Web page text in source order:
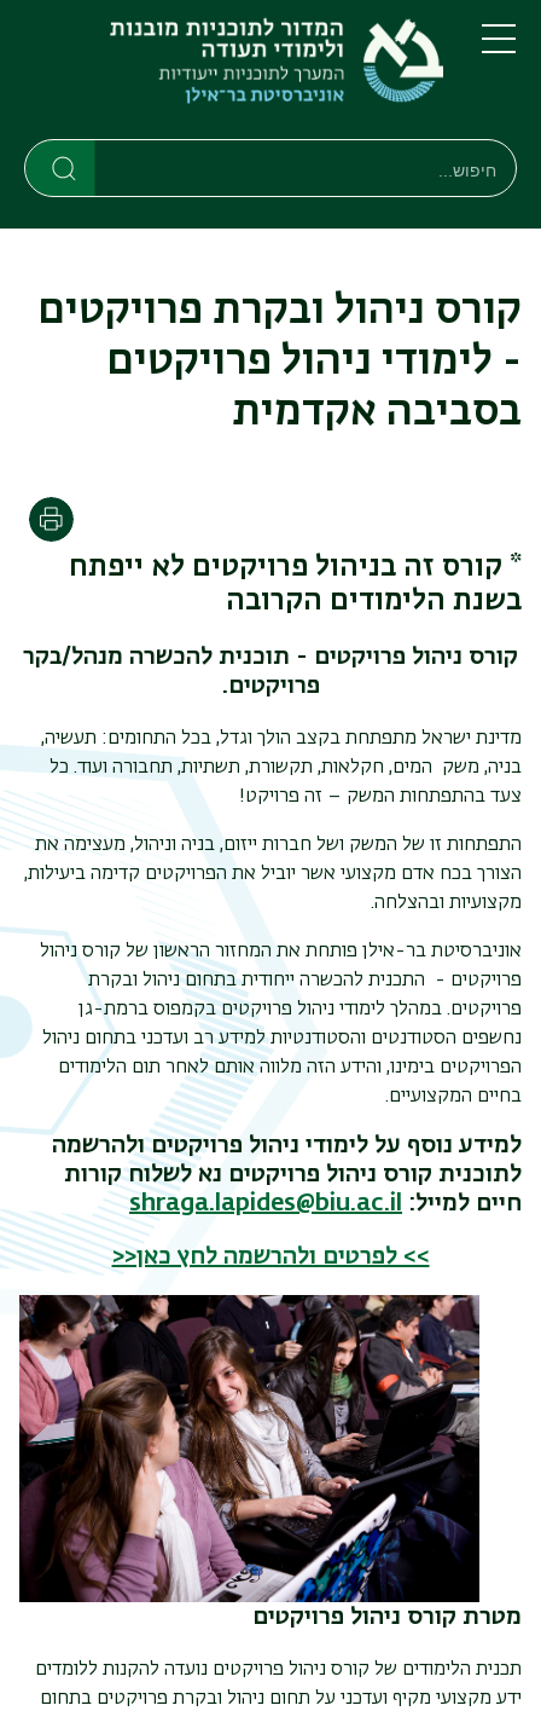
דילוג
לתוכן
העיקרי
דילוג
לתפריט
ניווט
ראשי
תפריט
חיפוש
חיפוש
קורס ניהול ובקרת פרויקטים
- לימודי ניהול פרויקטים
בסביבה אקדמית
* קורס זה בניהול פרויקטים לא ייפתח
בשנת הלימודים הקרובה
קורס ניהול פרויקטים - תוכנית להכשרה מנהל/בקר
פרויקטים.
מדינת ישראל מתפתחת בקצב הולך וגדל, בכל התחומים: תעשיה,
בניה, משק המים, חקלאות, תקשורת, תשתיות, תחבורה ועוד. כל
צעד בהתפתחות המשק – זה פרויקט!
התפתחות זו של המשק ושל חברות ייזום, בניה וניהול, מעצימה את
הצורך בכח אדם מקצועי אשר יוביל את הפרויקטים קדימה ביעילות,
מקצועיות ובהצלחה.
אוניברסיטת בר-אילן פותחת את המחזור הראשון של קורס ניהול
פרויקטים - התכנית להכשרה ייחודית בתחום ניהול ובקרת
פרויקטים. במהלך לימודי ניהול פרויקטים בקמפוס ברמת-גן
נחשפים הסטודנטים והסטודנטיות למידע רב ועדכני בתחום ניהול
הפרויקטים בימינו, והידע הזה מלווה אותם לאחר תום הלימודים
בחיים המקצועיים.
למידע נוסף על לימודי ניהול פרויקטים ולהרשמה
לתוכנית קורס ניהול פרויקטים נא לשלוח קורות
חיים למייל:
shraga.lapides@biu.ac.il
>> לפרטים ולהרשמה לחץ כאן<<
מטרת קורס ניהול פרויקטים
תכנית הלימודים של קורס ניהול פרויקטים נועדה להקנות ללומדים
ידע מקצועי מקיף ועדכני על תחום ניהול ובקרת פרויקטים בתחום